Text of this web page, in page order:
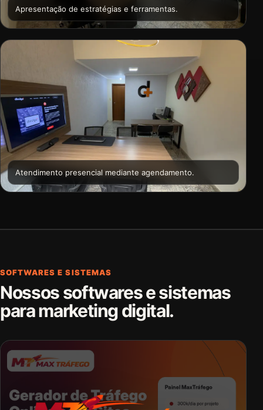
Apresentação de estratégias e ferramentas.
Atendimento presencial mediante agendamento.
SOFTWARES E SISTEMAS
Nossos softwares e sistemas
para marketing digital.